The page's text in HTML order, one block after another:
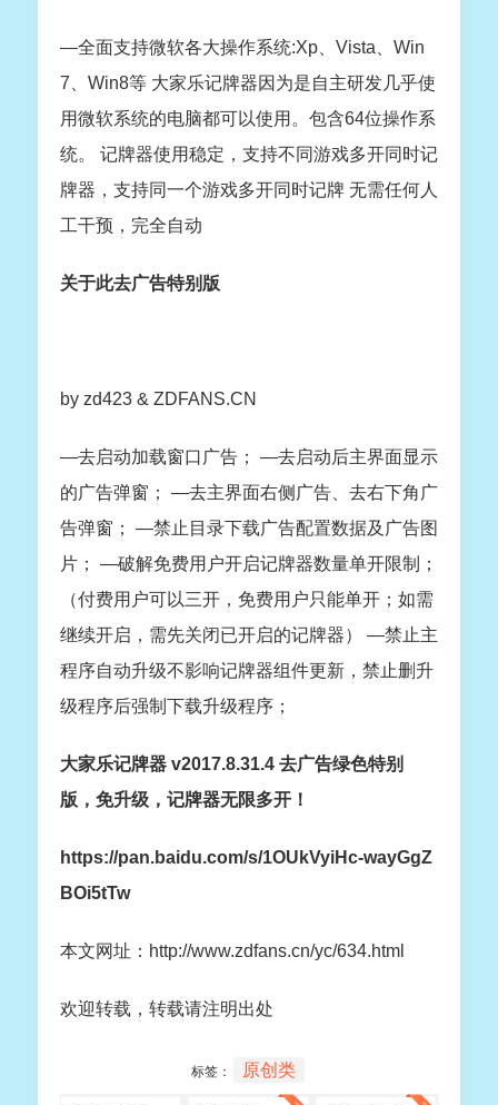
—全面支持微软各大操作系统:Xp、Vista、Win
7、Win8等 大家乐记牌器因为是自主研发几乎使
用微软系统的电脑都可以使用。包含64位操作系
统。 记牌器使用稳定，支持不同游戏多开同时记
牌器，支持同一个游戏多开同时记牌 无需任何人
工干预，完全自动
关于此去广告特别版
by zd423 & ZDFANS.CN
—去启动加载窗口广告； —去启动后主界面显示
的广告弹窗； —去主界面右侧广告、去右下角广
告弹窗； —禁止目录下载广告配置数据及广告图
片； —破解免费用户开启记牌器数量单开限制；
（付费用户可以三开，免费用户只能单开；如需
继续开启，需先关闭已开启的记牌器） —禁止主
程序自动升级不影响记牌器组件更新，禁止删升
级程序后强制下载升级程序；
大家乐记牌器 v2017.8.31.4 去广告绿色特别
版，免升级，记牌器无限多开！
https://pan.baidu.com/s/1OUkVyiHc-wayGgZ
BOi5tTw
本文网址：http://www.zdfans.cn/yc/634.html
欢迎转载，转载请注明出处
标签： 原创类